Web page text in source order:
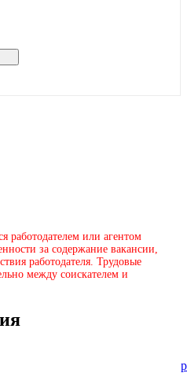
работодателем или агентом
за содержание вакансии,
работодателя. Трудовые
между соискателем и